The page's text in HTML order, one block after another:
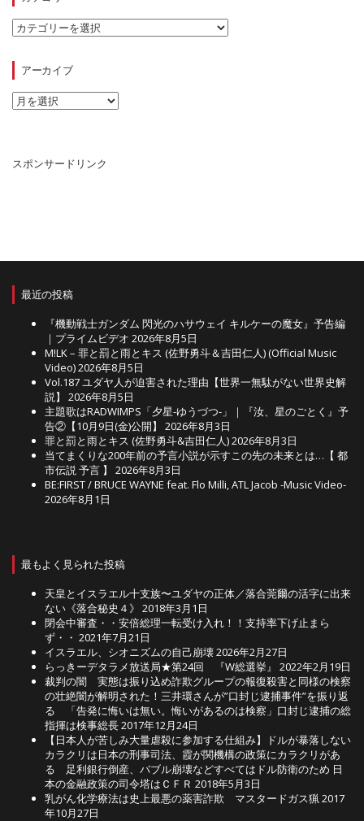
カ
テ
ー
アーカイブ
ア
ー
スポンサードリンク
最近の投稿
『機動戦士ガンダム 閃光のハサウェイ キルケーの魔女』予告編
｜プライムビデオ 2026年8月5日
M!LK – 罪と罰と雨とキス (佐野勇斗＆吉田仁人) (Official Music
Video)2026年8月5日
Vol.187 ユダヤ人が迫害された理由【世界一無駄がない世界史解
説】
2026年8月5日
主題歌はRADWIMPS「夕星-ゆうづつ-」｜『汝、星のごとく』予
告②【10月9日(金)公開】
2026年8月3日
罪と罰と雨とキス (佐野勇斗&吉田仁人)2026年8月3日
当てまくりな200年前の予言小説が示すこの先の未来とは…【 都
市伝説 予言 】
2026年8月3日
BE:FIRST / BRUCE WAYNE feat. Flo Milli, ATL Jacob -Music Video-
2026年8月1日
最もよく見られた投稿
天皇とイスラエル十支族〜ユダヤの正体／落合莞爾の活字に出来
ない《落合秘史４》 2018年3月1日
閉会中審査・・安倍総理一転受け入れ！！支持率下げ止まら
ず・・ 2021年7月21日
イスラエル、シオニズムの自己崩壊2026年2月27日
らっきーデタラメ放送局★第24回 『W総選挙』
2022年2月19日
裁判の闇 実態は振り込め詐欺グループの報復殺害と同様の検察
の壮絶闇が解明された！三井環さんが”口封じ逮捕事件”を振り返
る 「告発に悔いは無い。悔いがあるのは検察」口封じ逮捕の総
指揮は検事総長2017年12月24日
【日本人が苦しみ大量虐殺に参加する仕組み】ドルが暴落しない
カラクリは日本の刑事司法、霞が関機構の政策にカラクリがあ
る 足利銀行倒産、バブル崩壊などすべてはドル防衛のため 日
本の金融政策の司令塔はＣＦＲ 2018年5月3日
乳がん化学療法は史上最悪の薬害詐欺 マスタードガス猟 2017
年10月27日